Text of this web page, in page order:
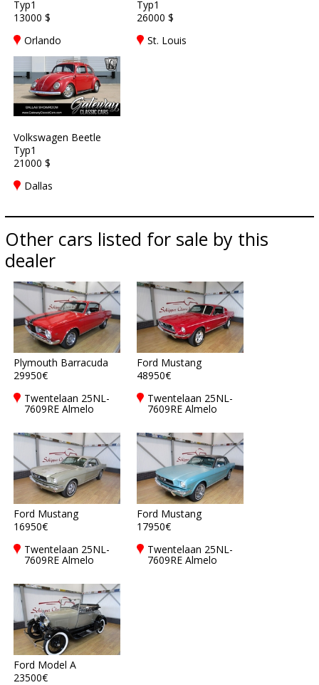
Typ1
13000 $
Orlando
Typ1
26000 $
St. Louis
Volkswagen Beetle
Typ1
21000 $
Dallas
Other cars listed for sale by this
dealer
Plymouth Barracuda
29950€
Twentelaan 25NL-
7609RE Almelo
Ford Mustang
48950€
Twentelaan 25NL-
7609RE Almelo
Ford Mustang
16950€
Twentelaan 25NL-
7609RE Almelo
Ford Mustang
17950€
Twentelaan 25NL-
7609RE Almelo
Ford Model A
23500€